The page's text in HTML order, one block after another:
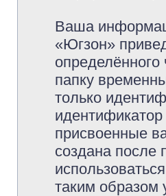
Ваша
«Югзон»
папку
только
присвоенные
создана после
таким образом